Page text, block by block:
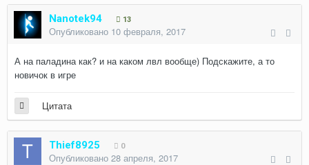
Nanotek94 13
Опубликовано 10 февраля, 2017
А на паладина как? и на каком лвл вообще) Подскажите, а то
новичок в игре
Цитата
Thief8925 0
Опубликовано 28 апреля, 2017